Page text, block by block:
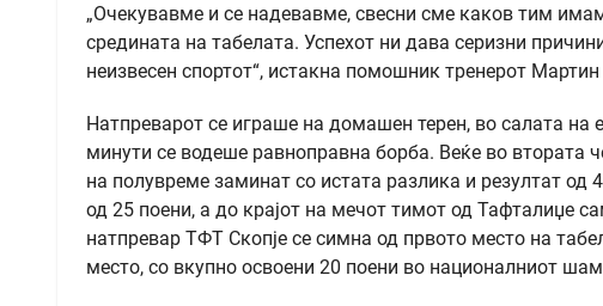
„Очекувавме и се надевавме, свесни сме каков тим
средината на табелата. Успехот ни дава серизни
неизвесен спортот“, истакна помошник тренерот
Натпреварот се играше на домашен терен, во салата на
минути се водеше равноправна борба. Веќе во втората
на полувреме заминат со истата разлика и резултат
од 25 поени, а до крајот на мечот тимот од Тафталиџе
натпревар ТФТ Скопје се симна од првото место на
место, со вкупно освоени 20 поени во националниот